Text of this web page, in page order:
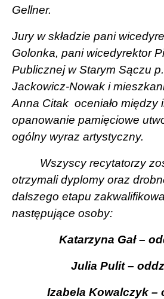
Gellner.
Jury w składzie pani
Golonka, pani wicedyrektor
Publicznej w Starym Sączu
Jackowicz-Nowak i
Anna Citak oceniało między
opanowanie pamięciowe
ogólny wyraz artystyczny.
Wszyscy recytatorzy
otrzymali dyplomy oraz
dalszego etapu
następujące osoby:
Katarzyna Gał –
Julia Pulit –
Izabela Kowalczyk –